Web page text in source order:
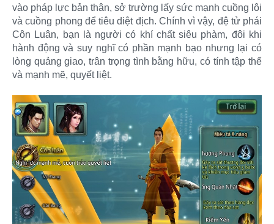
vào pháp lực bản thân, sở trường lấy sức mạnh cuồng lôi
và cuồng phong để tiêu diệt địch. Chính vì vậy, đệ tử phái
Côn Luân, bạn là người có khí chất siêu phàm, đôi khi
hành động và suy nghĩ có phần mạnh bạo nhưng lại có
lòng quảng giao, trân trọng tình bằng hữu, có tính tập thể
và mạnh mẽ, quyết liệt.